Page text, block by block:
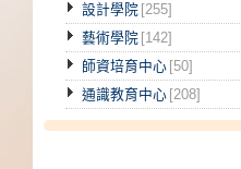
設計學院 [255]
藝術學院 [142]
師資培育中心 [50]
通識教育中心 [208]